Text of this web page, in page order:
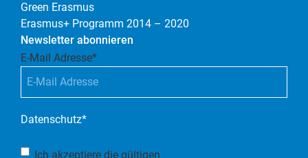
Green Erasmus
Erasmus+ Programm 2014 – 2020
Newsletter abonnieren
E-Mail Adresse*
Datenschutz*
Ich akzeptiere die gültigen